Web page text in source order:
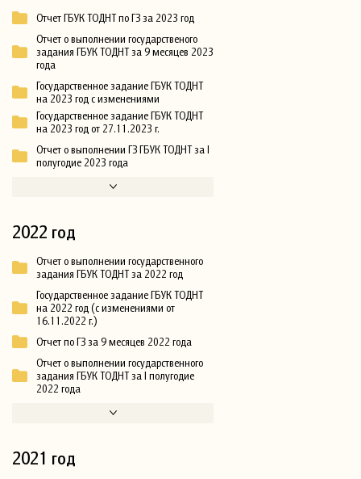
Отчет ГБУК ТОДНТ по ГЗ за 2023 год
Отчет о выполнении государственого
задания ГБУК ТОДНТ за 9 месяцев 2023
года
Государственное задание ГБУК ТОДНТ
на 2023 год с изменениями
Государственное задание ГБУК ТОДНТ
на 2023 год от 27.11.2023 г.
Отчет о выполнении ГЗ ГБУК ТОДНТ за I
полугодие 2023 года
2022 год
Отчет о выполнении государственного
задания ГБУК ТОДНТ за 2022 год
Государственное задание ГБУК ТОДНТ
на 2022 год (с изменениями от
16.11.2022 г.)
Отчет по ГЗ за 9 месяцев 2022 года
Отчет о выполнении государственного
задания ГБУК ТОДНТ за I полугодие
2022 года
2021 год